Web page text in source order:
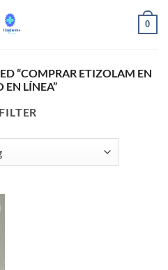
0
“COMPRAR ETIZOLAM EN
EN LÍNEA”
FILTER